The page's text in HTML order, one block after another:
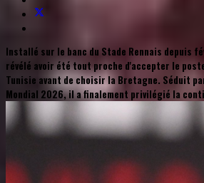
Installé sur le banc du Stade Rennais depuis
révélé avoir été tout proche d'accepter le
Tunisie avant de choisir la Bretagne. Séduit
Mondial 2026, il a finalement privilégié la